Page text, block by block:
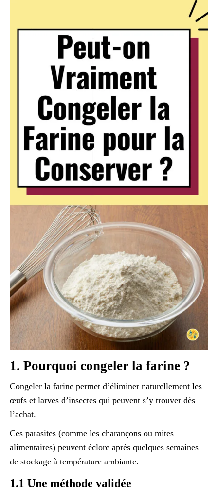
1. Pourquoi congeler la farine ?
Congeler la farine permet d’éliminer naturellement les
œufs et larves d’insectes qui peuvent s’y trouver dès
l’achat.
Ces parasites (comme les charançons ou mites
alimentaires) peuvent éclore après quelques semaines
de stockage à température ambiante.
1.1 Une méthode validée